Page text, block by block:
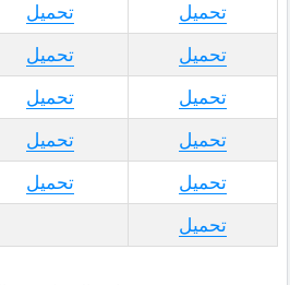
تحميل
تحميل
تحميل
تحميل
تحميل
تحميل
تحميل
تحميل
تحميل
تحميل
تحميل